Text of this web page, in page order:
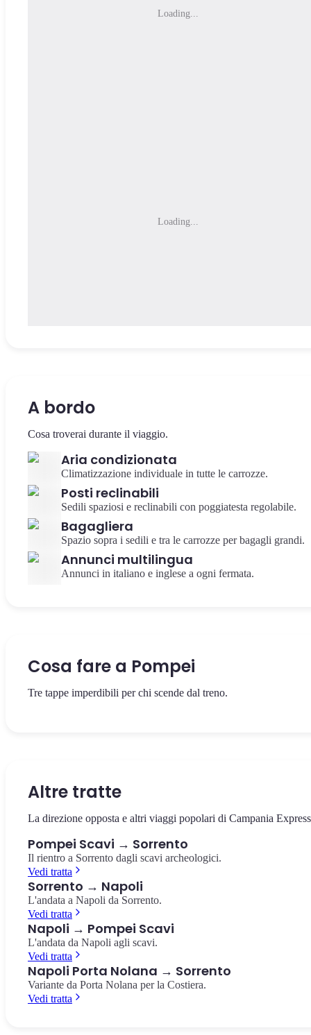
Loading...
Loading...
A bordo
Cosa troverai durante il viaggio.
Aria condizionata
Climatizzazione individuale in tutte le carrozze.
Posti reclinabili
Sedili spaziosi e reclinabili con poggiatesta regolabile.
Bagagliera
Spazio sopra i sedili e tra le carrozze per bagagli grandi.
Annunci multilingua
Annunci in italiano e inglese a ogni fermata.
Cosa fare a Pompei
Tre tappe imperdibili per chi scende dal treno.
Altre tratte
La direzione opposta e altri viaggi popolari di Campania
Pompei Scavi → Sorrento
Il rientro a Sorrento dagli scavi archeologici.
Vedi tratta
Sorrento → Napoli
L'andata a Napoli da Sorrento.
Vedi tratta
Napoli → Pompei Scavi
L'andata da Napoli agli scavi.
Vedi tratta
Napoli Porta Nolana → Sorrento
Variante da Porta Nolana per la Costiera.
Vedi tratta